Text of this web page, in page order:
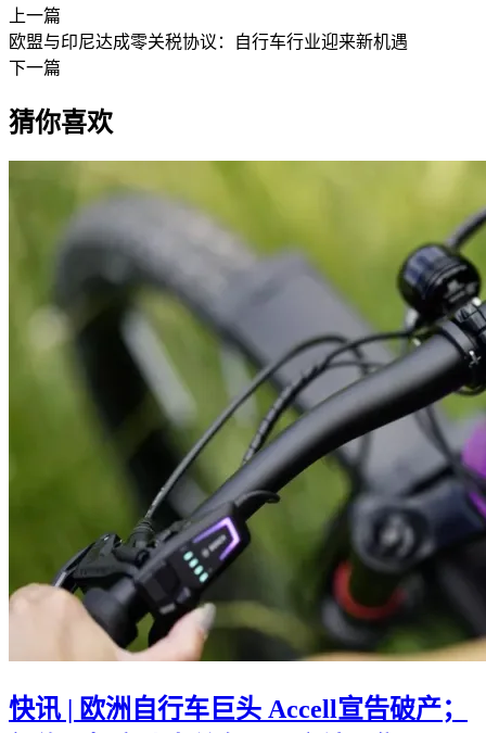
上一篇
欧盟与印尼达成零关税协议：自行车行业迎来新机遇
下一篇
猜你喜欢
快讯 | 欧洲自行车巨头 Accell宣告破产；